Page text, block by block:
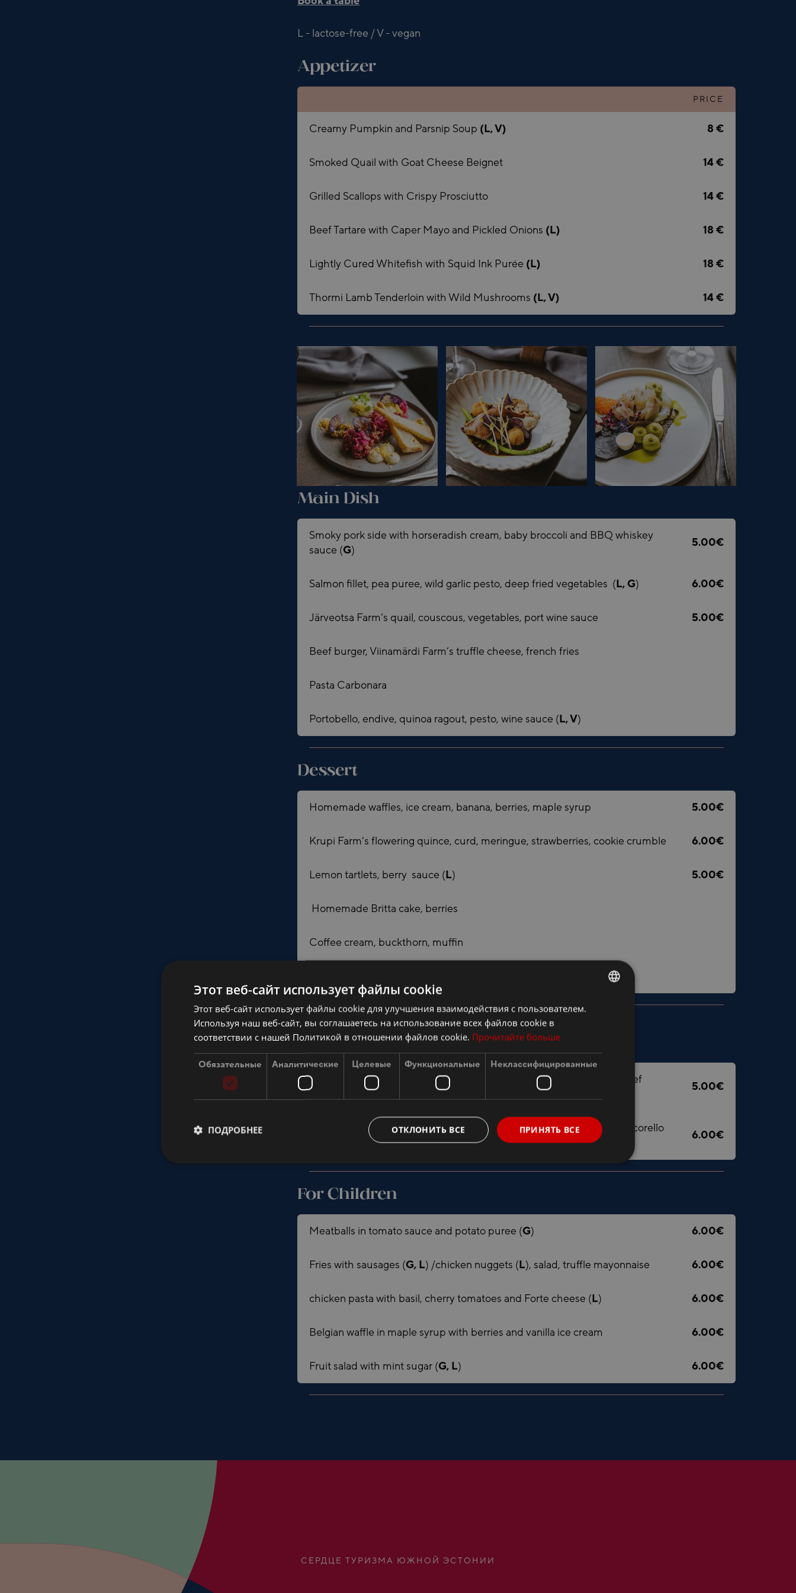
L - lactose-free / V - vegan
Appetizer
PRICE
Creamy Pumpkin and Parsnip Soup (L, V) 8 €
Smoked Quail with Goat Cheese Beignet 14 €
Grilled Scallops with Crispy Prosciutto 14 €
Beef Tartare with Caper Mayo and Pickled Onions (L) 18 €
Lightly Cured Whitefish with Squid Ink Purée (L) 18 €
Thormi Lamb Tenderloin with Wild Mushrooms (L, V) 14 €
Main Dish
Smoky pork side with horseradish cream, baby broccoli and BBQ whiskey
sauce (G)
5.00€
Salmon fillet, pea puree, wild garlic pesto, deep fried vegetables (L, G) 6.00€
Järveotsa Farm’s quail, couscous, vegetables, port wine sauce 5.00€
Beef burger, Viinamärdi Farm’s truffle cheese, french fries
Pasta Carbonara
Portobello, endive, quinoa ragout, pesto, wine sauce (L, V)
Dessert
Homemade waffles, ice cream, banana, berries, maple syrup 5.00€
Krupi Farm’s flowering quince, curd, meringue, strawberries, cookie crumble 6.00€
Lemon tartlets, berry sauce (L) 5.00€
Homemade Britta cake, berries
Coffee cream, buckthorn, muffin
L, G
Snack Plates
Smoked cheese, spicy chicken wings, pickles, smoked pig tongue, beef
jerky, bruschettas with tomato and mozzarella, bread crisps
5.00€
Nopri Farm's Gouda cheese with spiced cumin, Viinamärdi Farm's Pecorello
al Tartufo, Andre Farm's cheese Musc, Luke Farm's local blue cheese
6.00€
For Children
Meatballs in tomato sauce and potato puree (G) 6.00€
Fries with sausages (G, L) /chicken nuggets (L), salad, truffle mayonnaise 6.00€
chicken pasta with basil, cherry tomatoes and Forte cheese (L) 6.00€
Belgian waffle in maple syrup with berries and vanilla ice cream 6.00€
Fruit salad with mint sugar (G, L) 6.00€
СЕРДЦЕ ТУРИЗМА ЮЖНОЙ ЭСТОНИИ
ESTONIAN
RUSSIAN
Этот веб-сайт использует файлы cookie
Этот веб-сайт использует файлы cookie для улучшения взаимодействия с пользователем.
Используя наш веб-сайт, вы соглашаетесь на использование всех файлов cookie в
соответствии с нашей Политикой в ​​отношении файлов cookie. Прочитайте больше
Обязательные Аналитические Целевые Функциональные Неклассифицированные
ПРИНЯТЬ ВСЕ
ОТКЛОНИТЬ ВСЕ
ПОДРОБНЕЕ